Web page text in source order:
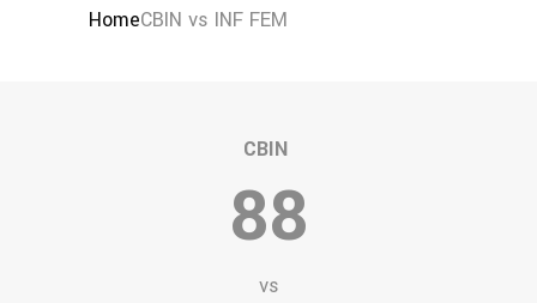
HomeCBIN vs INF FEM
CBIN
88
vs